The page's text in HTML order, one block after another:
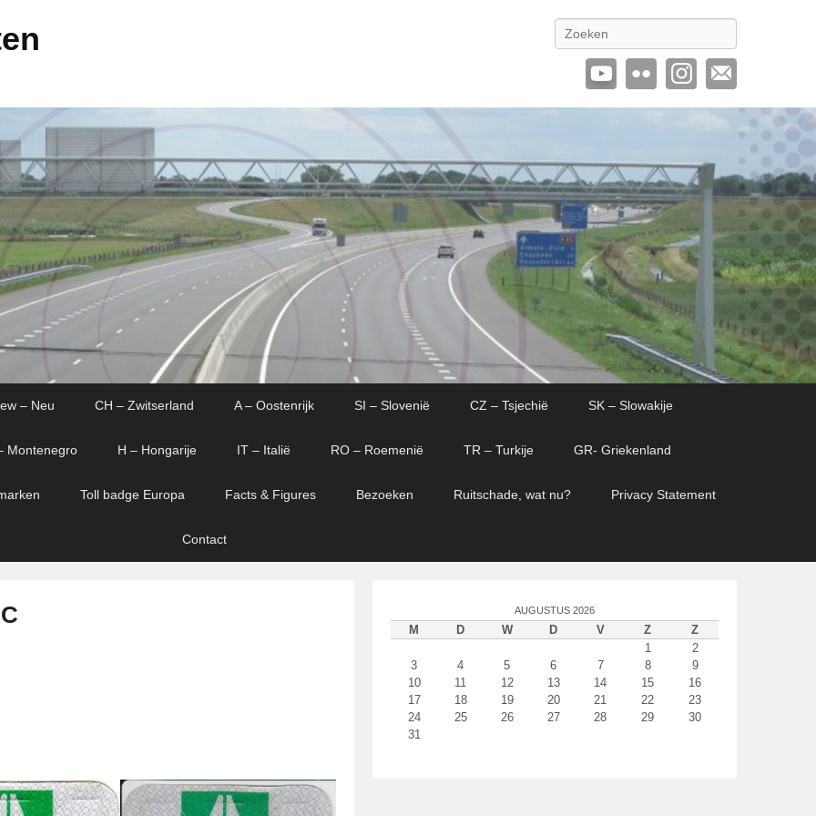
Zoeken
– Neu CH – Zwitserland A – Oostenrijk SI – Slovenië CZ – Tsjechië SK – Slowakije
Montenegro H – Hongarije IT – Italië RO – Roemenië TR – Turkije GR- Griekenland
Toll badge Europa Facts & Figures Bezoeken Ruitschade, wat nu? Privacy Statement
Contact
AUGUSTUS 2026
M D W D V Z
Z
1
2
3
4 5 6 7 8
9
10
11 12 13 14 15
16
17
18 19 20 21 22
23
24
25 26 27 28 29
30
31